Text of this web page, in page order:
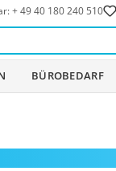
+ 49 40 180 240 510
BÜROBEDARF